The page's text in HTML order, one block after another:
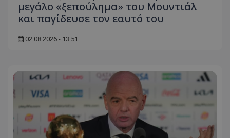
μεγάλο «ξεπούλημα» του Μουντιάλ
και παγίδευσε τον εαυτό του
02.08.2026 - 13:51